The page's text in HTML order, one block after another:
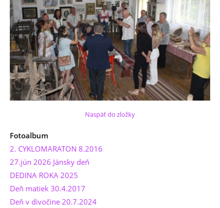
Naspäť do zložky
Fotoalbum
2. CYKLOMARATON 8.2016
27.jún 2026 Jánsky deň
DEDINA ROKA 2025
Deň matiek 30.4.2017
Deň v divočine 20.7.2024